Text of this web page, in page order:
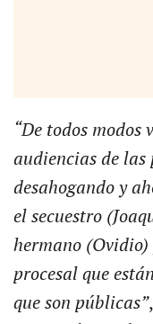
“De todos
audiencias de las
desahogando y
el secuestro
hermano (Ovidio)
procesal que
que son públicas”